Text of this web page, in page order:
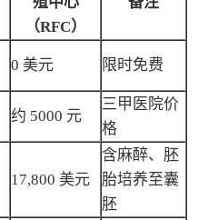
（RFC）
0 美元 限时免费
约 5000 元
三甲医院价
格
17,800 美元
含麻醉、胚
胎培养至囊
胚